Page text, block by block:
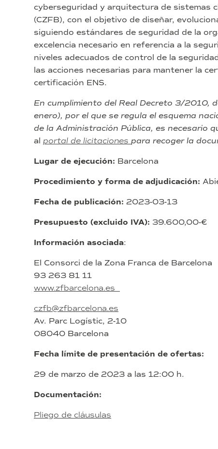
cyberseguridad y arquitectura de sistemas
(CZFB), con el objetivo de diseñar,
siguiendo estándares de seguridad de la
excelencia necesario en referencia a la
niveles adecuados de control de la
las acciones necesarias para mantener la
certificación ENS.
En cumplimiento del Real Decreto 3/2010,
enero), por el que se regula el esquema
de la Administración Pública, es necesario
al portal de licitaciones para recoger la
Lugar de ejecución: Barcelona
Procedimiento y forma de adjudicación:
Fecha de publicación: 2023-03-13
Presupuesto (excluido IVA): 39.600,00-€
Información asociada:
El Consorci de la Zona Franca de Barcelona
93 263 81 11
www.zfbarcelona.es
czfb@zfbarcelona.es
Av. Parc Logístic, 2-10
08040 Barcelona
Fecha límite de presentación de ofertas:
29 de marzo de 2023 a las 12:00 h.
Documentación:
Pliego de cláusulas